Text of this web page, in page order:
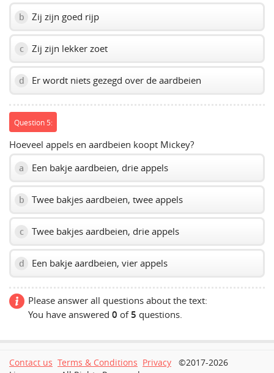
b Zij zijn goed rijp
c Zij zijn lekker zoet
d Er wordt niets gezegd over de aardbeien
Question 5:
Hoeveel appels en aardbeien koopt Mickey?
a Een bakje aardbeien, drie appels
b Twee bakjes aardbeien, twee appels
c Twee bakjes aardbeien, drie appels
d Een bakje aardbeien, vier appels
Please answer all questions about the text:
You have answered 0 of5 questions.
Contact us Terms & Conditions Privacy
©2017-2026